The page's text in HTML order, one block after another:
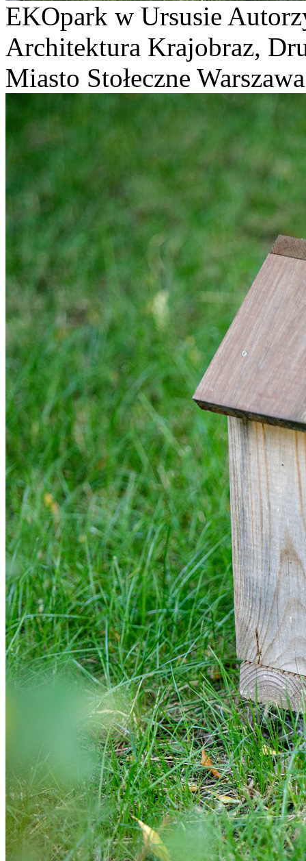
EKOpark w Ursusie
Architektura Krajobraz,
Miasto Stołeczne Warszawa